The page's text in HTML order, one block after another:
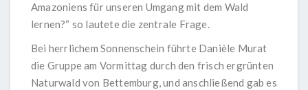
Amazoniens für unseren Umgang mit dem Wald
lernen?“ so lautete die zentrale Frage.
Bei herrlichem Sonnenschein führte Danièle Murat
die Gruppe am Vormittag durch den frisch ergrünten
Naturwald von Bettemburg, und anschließend gab es